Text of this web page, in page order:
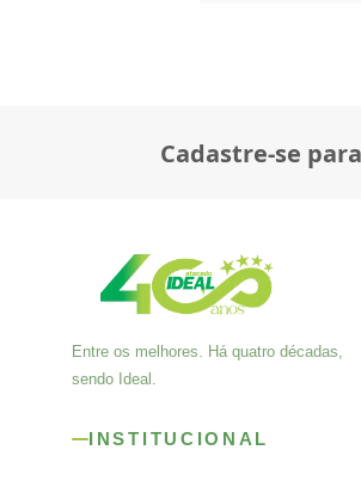
Cadastre-se
Entre os melhores. Há quatro décadas,
sendo Ideal.
INSTITUCIONAL